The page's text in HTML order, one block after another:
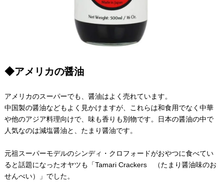
◆アメリカの醤油
アメリカのスーパーでも、醤油はよく売れています。
中国製の醤油などもよく見かけますが、これらは和食用でなく中華
や他のアジア料理向けで、味も香りも別物です。日本の醤油の中で
人気なのは減塩醤油と、たまり醤油です。
元祖スーパーモデルのシンディ・クロフォードがおやつに食べてい
ると話題になったオヤツも「Tamari Crackers （たまり醤油味のお
せんべい）」でした。